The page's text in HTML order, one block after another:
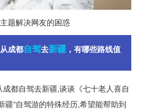
题解决网友的困惑
成都自驾去新疆 ，有哪些路线值
都自驾去新疆,谈谈《七十老人喜自
疆”自驾游的特殊经历,希望能帮助到